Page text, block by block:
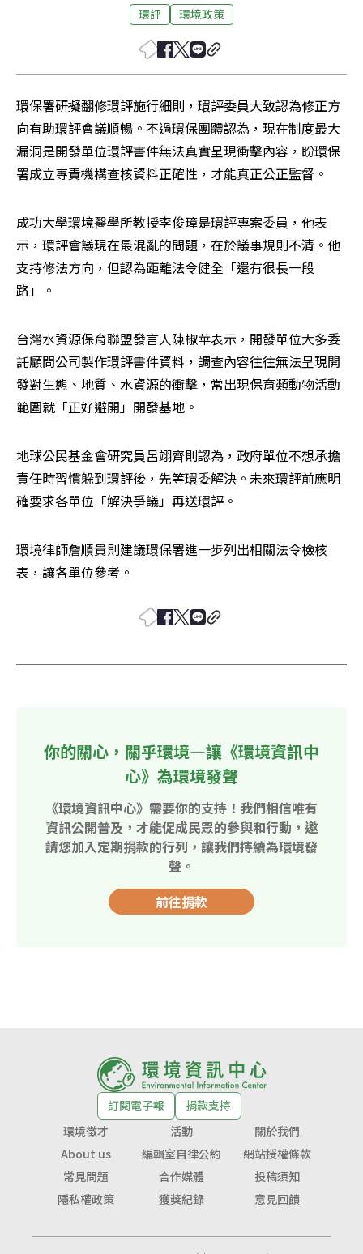
環評 環境政策
環保署研擬翻修環評施行細則，環評委員大致認為修正方
向有助環評會議順暢。不過環保團體認為，現在制度最大
漏洞是開發單位環評書件無法真實呈現衝擊內容，盼環保
署成立專責機構查核資料正確性，才能真正公正監督。
成功大學環境醫學所教授李俊璋是環評專案委員，他表
示，環評會議現在最混亂的問題，在於議事規則不清。他
支持修法方向，但認為距離法令健全「還有很長一段
路」。
台灣水資源保育聯盟發言人陳椒華表示，開發單位大多委
託顧問公司製作環評書件資料，調查內容往往無法呈現開
發對生態、地質、水資源的衝擊，常出現保育類動物活動
範圍就「正好避開」開發基地。
地球公民基金會研究員呂翊齊則認為，政府單位不想承擔
責任時習慣躲到環評後，先等環委解決。未來環評前應明
確要求各單位「解決爭議」再送環評。
環境律師詹順貴則建議環保署進一步列出相關法令檢核
表，讓各單位參考。
你的關心，關乎環境—讓《環境資訊中
心》為環境發聲
《環境資訊中心》需要你的支持！我們相信唯有
資訊公開普及，才能促成民眾的參與和行動，邀
請您加入定期捐款的行列，讓我們持續為環境發
聲。
前往捐款
訂閱電子報
捐款支持
環境徵才
活動
關於我們
About us
編輯室自律公約
網站授權條款
常見問題
合作媒體
投稿須知
隱私權政策
獲獎紀錄 意見回饋